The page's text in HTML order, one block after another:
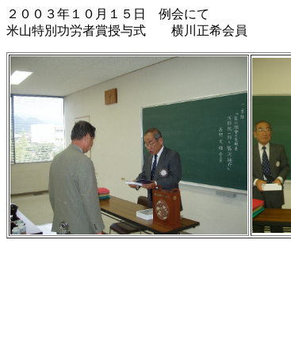
２００３年１０月１５日 例会にて
米山特別功労者賞授与式 横川正希会員